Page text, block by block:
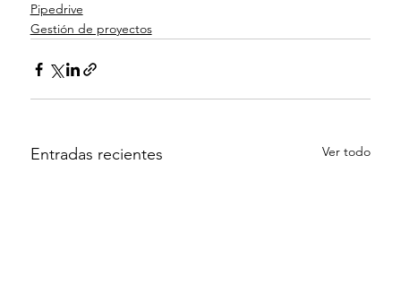
Pipedrive
Gestión de proyectos
Entradas recientes Ver todo